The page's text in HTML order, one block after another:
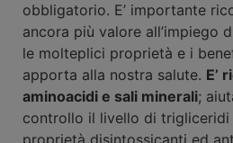
obbligatorio. E’ importante
ancora più valore all’impiego
le molteplici proprietà e i
apporta alla nostra salute. E’
aminoacidi e sali minerali;
controllo il livello di trigliceridi